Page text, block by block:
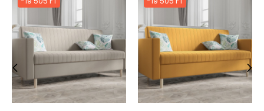
‹ ›